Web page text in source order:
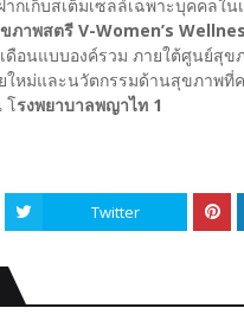
กเก็บสเต็มเซลล์เฉพาะบุคคลใ
ภาพสตรี V-Women’s
อนแบบองค์รวม ภายใต้ศูนย์สุข
ใหม่และนวัตกรรมด้านสุขภาพที่
โรงพยาบาลพญาไท 1
Twitter